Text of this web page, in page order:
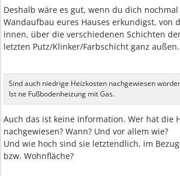
Deshalb wäre es gut, wenn du dich
Wandaufbau eures Hauses erkundigst, von
innen, über die verschiedenen Schichten
letzten Putz/Klinker/Farbschicht ganz außen.
Sind auch niedrige Heizkosten nachgewiesen
Ist ne Fußbodenheizung mit Gas.
Auch das ist keine Information. Wer hat die
nachgewiesen? Wann? Und vor allem wie?
Und wie hoch sind sie letztendlich, im
bzw. Wohnfläche?